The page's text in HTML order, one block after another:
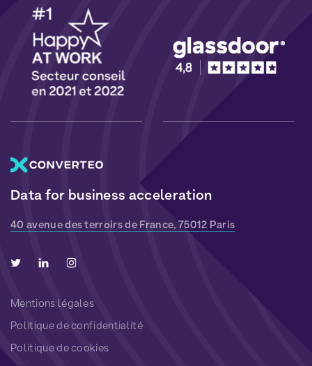
Data for business acceleration
40 avenue des terroirs de France, 75012 Paris
Mentions légales
Politique de confidentialité
Politique de cookies